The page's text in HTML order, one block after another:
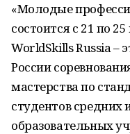
«Молодые
состоится с 21 по
WorldSkills Russia –
России
мастерства по
студентов
образовательных